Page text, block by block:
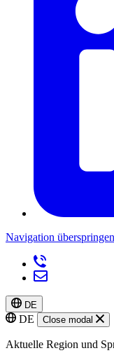
Navigation überspringen
DE
DE Close modal
Aktuelle Region und